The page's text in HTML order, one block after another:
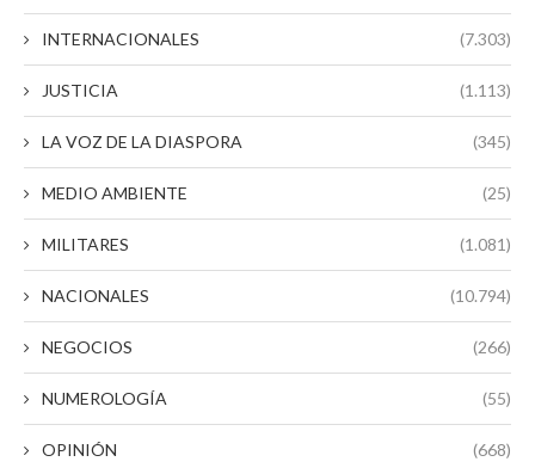
INTERNACIONALES (7.303)
JUSTICIA (1.113)
LA VOZ DE LA DIASPORA (345)
MEDIO AMBIENTE (25)
MILITARES (1.081)
NACIONALES (10.794)
NEGOCIOS (266)
NUMEROLOGÍA (55)
OPINIÓN (668)